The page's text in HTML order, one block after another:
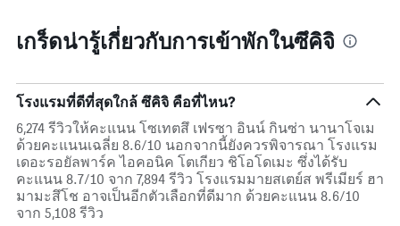
เกร็ดน่ารู้เกี่ยวกับการเข้าพักในซึคิจิ
โรงแรมที่ดีที่สุดใกล้ ซึคิจิ คือที่ไหน?
6,274 รีวิวให้คะแนน โซเทตสึ เฟรซา อินน์ กินซ่า นานาโจเม
ด้วยคะแนนเฉลี่ย 8.6/10 นอกจากนี้ยังควรพิจารณา โรงแรม
เดอะรอยัลพาร์ค ไอคอนิค โตเกียว ชิโอโดเมะ ซึ่งได้รับ
คะแนน 8.7/10 จาก 7,894 รีวิว โรงแรมมายสเตย์ส พรีเมียร์ ฮา
มามะสึโช อาจเป็นอีกตัวเลือกที่ดีมาก ด้วยคะแนน 8.6/10
จาก 5,108 รีวิว